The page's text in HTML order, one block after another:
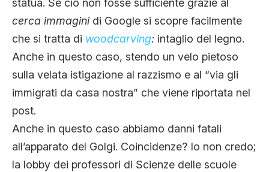
statua. Se ciò non fosse sufficiente grazie al
cerca immaginidi Google si scopre facilmente
che si tratta di woodcarving: intaglio del legno.
Anche in questo caso, stendo un velo pietoso
sulla velata istigazione al razzismo e al “via gli
immigrati da casa nostra” che viene riportata nel
post.
Anche in questo caso abbiamo danni fatali
all’apparato del Golgi. Coincidenze? Io non credo;
la lobby dei professori di Scienze delle scuole